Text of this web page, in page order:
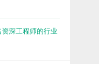
深工程师的行业